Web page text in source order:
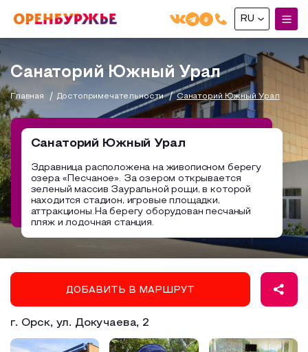
О РЕГИОНЕ
О регионе
Бузулук и Бузулукский район
Соль-Илецкий район
Саракташский район
МОЙ МАРШРУТ
Маршруты от туроператоров
Промышленный туризм
Пешеходный туризм
Образовательный туризм
ГДЕ ПОЕСТЬ
ГДЕ ОСТАНОВИТЬСЯ
НАЦИОНАЛЬНЫЙ ТУРИСТСКИЙ МАРШРУТ
RU
Русский(RU)
Санаторий Южный Урал
Главная Достопримечательности Санаторий Южный Урал
Санаторий Южный Урал
Здравница расположена на живописном берегу
озера «Песчаное». За озером открывается
зеленый массив Зауральной рощи, в которой
находится стадион, игровые площадки,
аттракционы.На берегу оборудован песчаный
пляж и лодочная станция.
ДОБАВИТЬ В МАРШРУТ
г. Орск, ул. Докучаева, 2